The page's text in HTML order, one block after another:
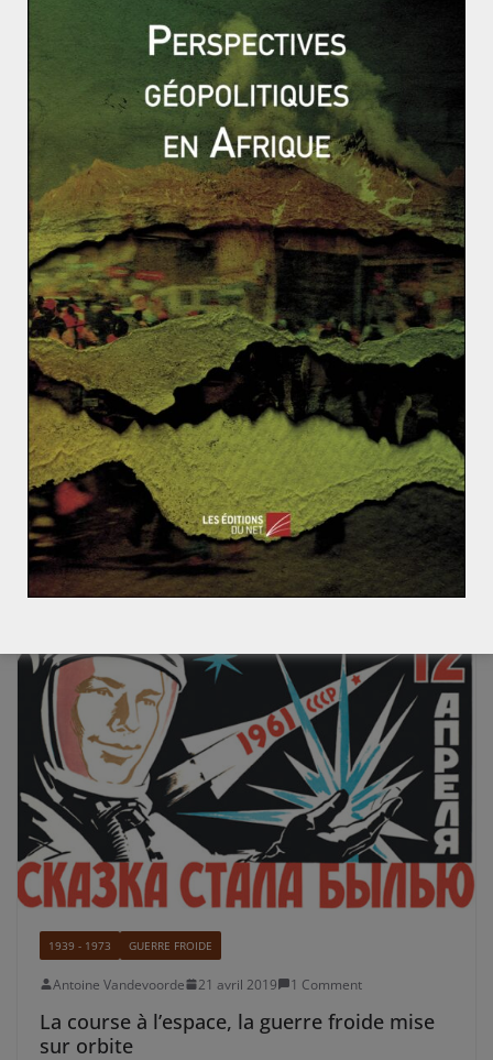
ACTUALITÉS RUSSIE ET ESPACES POST-SOVIÉTIQUES
Antoine Vandevoorde 25 avril 2019 0 Comments
Conclusions du rapport Mueller, un Donald
Trump non incriminé, mais pas épargné
Le 18 avril 2019 représente un tournant décisif pour
l’ère Trump. C’est à cette date que le rapport Mueller
du
Read More
1939 - 1973 GUERRE FROIDE
Antoine Vandevoorde 21 avril 2019 1 Comment
La course à l’espace, la guerre froide mise
sur orbite